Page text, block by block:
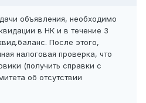
объявления, необходимо
в НК и в течение 3
После этого,
налоговая проверка, что
(получить справки с
об отсутствии